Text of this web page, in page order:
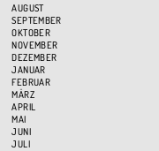
AUGUST
SEPTEMBER
OKTOBER
NOVEMBER
DEZEMBER
JANUAR
FEBRUAR
MÄRZ
APRIL
MAI
JUNI
JULI